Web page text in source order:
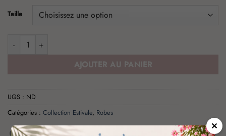
✕
Taille
quantité de Robe mousseline marron
AJOUTER AU PANIER
UGS : ND
Catégories : Collection Estivale, Robes